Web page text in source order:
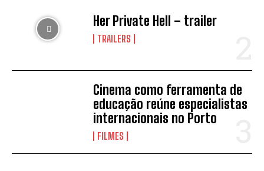
Her Private Hell – trailer
TRAILERS
Cinema como ferramenta de
educação reúne especialistas
internacionais no Porto
FILMES